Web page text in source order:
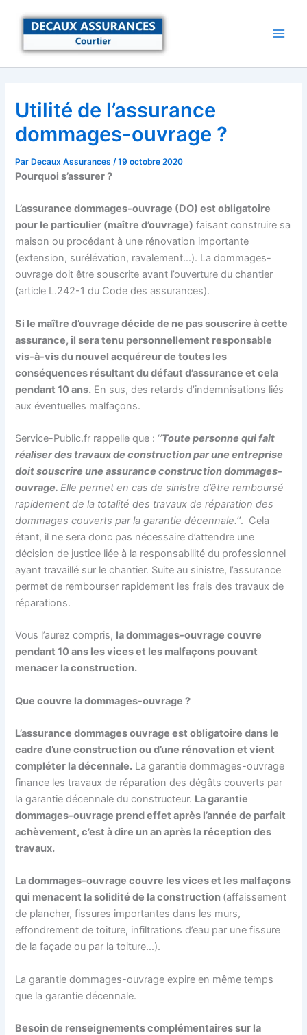
Utilité de l’assurance
dommages-ouvrage ?
Par Decaux Assurances/19 octobre 2020
Pourquoi s’assurer ?
L’assurance dommages-ouvrage (DO) est obligatoire
pour le particulier (maître d’ouvrage) faisant construire sa
maison ou procédant à une rénovation importante
(extension, surélévation, ravalement…). La dommages-
ouvrage doit être souscrite avant l’ouverture du chantier
(article L.242-1 du Code des assurances).
Si le maître d’ouvrage décide de ne pas souscrire à cette
assurance, il sera tenu personnellement responsable
vis-à-vis du nouvel acquéreur de toutes les
conséquences résultant du défaut d’assurance et cela
pendant 10 ans. En sus, des retards d’indemnisations liés
aux éventuelles malfaçons.
Service-Public.fr rappelle que : ‘’Toute personne qui fait
réaliser des travaux de construction par une entreprise
doit souscrire une assurance construction dommages-
ouvrage.Elle permet en cas de sinistre d’être remboursé
rapidement de la totalité des travaux de réparation des
dommages couverts par la garantie décennale.’’. Cela
étant, il ne sera donc pas nécessaire d’attendre une
décision de justice liée à la responsabilité du professionnel
ayant travaillé sur le chantier. Suite au sinistre, l’assurance
permet de rembourser rapidement les frais des travaux de
réparations.
Vous l’aurez compris, la dommages-ouvrage couvre
pendant 10 ans les vices et les malfaçons pouvant
menacer la construction.
Que couvre la dommages-ouvrage ?
L’assurance dommages ouvrage est obligatoire dans le
cadre d’une construction ou d’une rénovation et vient
compléter la décennale. La garantie dommages-ouvrage
finance les travaux de réparation des dégâts couverts par
la garantie décennale du constructeur. La garantie
dommages-ouvrage prend effet après l’année de parfait
achèvement, c’est à dire un an après la réception des
travaux.
La dommages-ouvrage couvre les vices et les malfaçons
qui menacent la solidité de la construction (affaissement
de plancher, fissures importantes dans les murs,
effondrement de toiture, infiltrations d’eau par une fissure
de la façade ou par la toiture…).
La garantie dommages-ouvrage expire en même temps
que la garantie décennale.
Besoin de renseignements complémentaires sur la